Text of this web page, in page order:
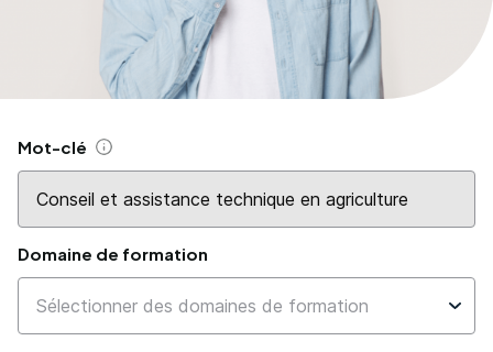
Mot-clé Aide
Domaine de formation